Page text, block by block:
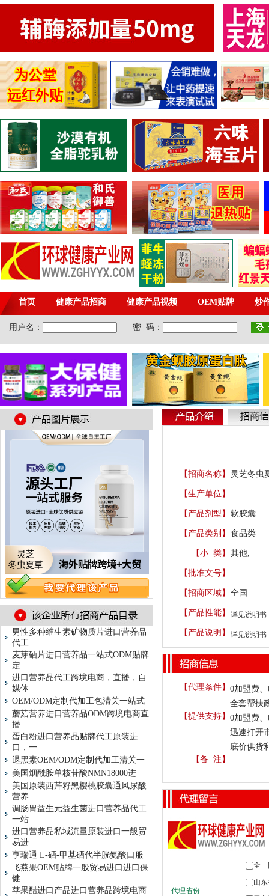
男性多种维生素矿物质片进口营养品
代工
麦芽硒片进口营养品一站式ODM贴牌
定
进口营养品代工跨境电商，直播，自
媒体
OEM/ODM定制代加工包清关一站式
蘑菇营养进口营养品ODM跨境电商直
播
蛋白粉进口营养品贴牌代工原装进
口，一
退黑素OEM/ODM定制代加工清关一
美国烟酰胺单核苷酸NMN18000进
美国原装西芹籽黑樱桃胶囊通风尿酸
营养
调肠胃益生元益生菌进口营养品代工
一站
进口营养品私域流量原装进口一般贸
易进
亨瑞通 L-硒-甲基硒代半胱氨酸口服
飞燕果OEM贴牌一般贸易进口进口保
健
苹果醋进口产品进口营养品跨境电商
【招商名称】 灵芝冬虫
【生产单位】
【产品剂型】 软胶囊
【产品类别】 食品类
【小 类】 其他,
【批准文号】
【招商区域】 全国
【产品性能】 详见说明书
【产品说明】 详见说明书
【代理条件】 0加盟费
全套帮扶
【提供支持】 0加盟费
迅速打开
底价供货
【备 注】